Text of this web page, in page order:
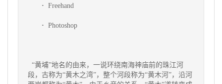
· Freehand
· Photoshop
“黄埔”地名的由来，一说环绕南海神庙前的珠江河
段，古称为“黄木之湾”，整个河段称为“黄木河”，沿河